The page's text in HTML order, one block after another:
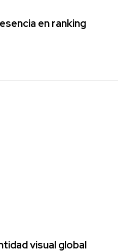
en ranking
visual global